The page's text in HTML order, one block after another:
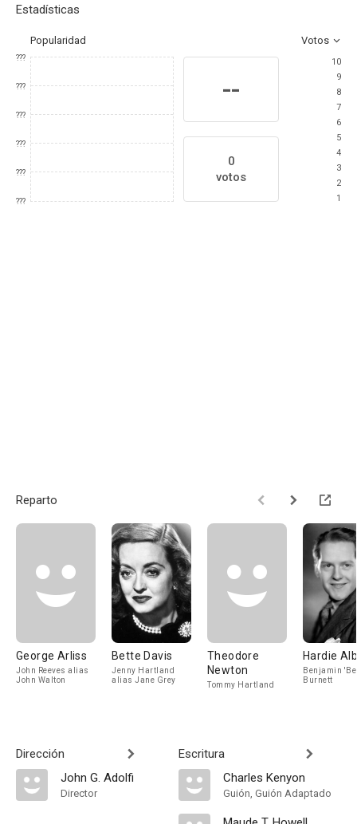
Estadísticas
Popularidad Votos
???
???
???
???
???
???
--
0
votos
10
9
8
7
6
5
4
3
2
1
Reparto
George Arliss
John Reeves alias
John Walton
Bette Davis
Jenny Hartland
alias Jane Grey
Theodore
Newton
Tommy Hartland
Hardie
Benjamin
Burnett
Dirección
John G. Adolfi
Director
Escritura
Charles Kenyon
Guión, Guión Adaptado